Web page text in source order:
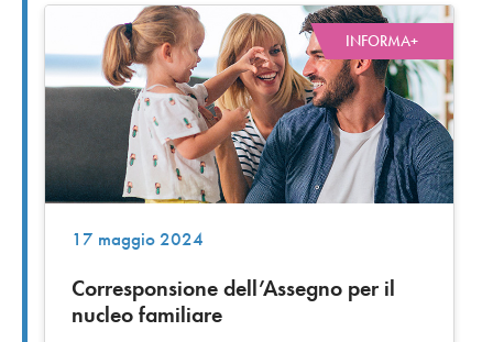
INFORMA+
17 maggio 2024
Corresponsione dell’Assegno per il
nucleo familiare